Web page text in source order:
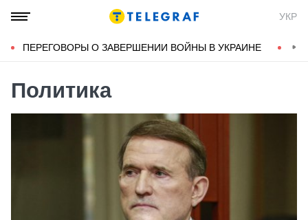
УКР
ПЕРЕГОВОРЫ О ЗАВЕРШЕНИИ ВОЙНЫ В УКРАИНЕ
Политика